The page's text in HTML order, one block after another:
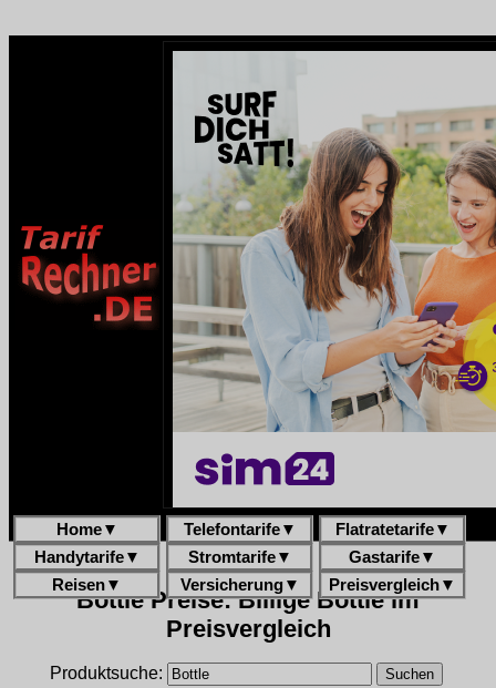
Home▼ Telefontarife▼ Flatratetarife▼
Handytarife▼ Stromtarife▼ Gastarife▼
Reisen▼ Versicherung▼ Preisvergleich▼
Bottle Preise: Billige Bottle im
Preisvergleich
Produktsuche: